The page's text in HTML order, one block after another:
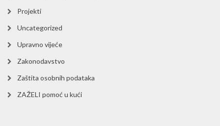
Projekti
Uncategorized
Upravno vijeće
Zakonodavstvo
Zaštita osobnih podataka
ZAŽELI pomoć u kući